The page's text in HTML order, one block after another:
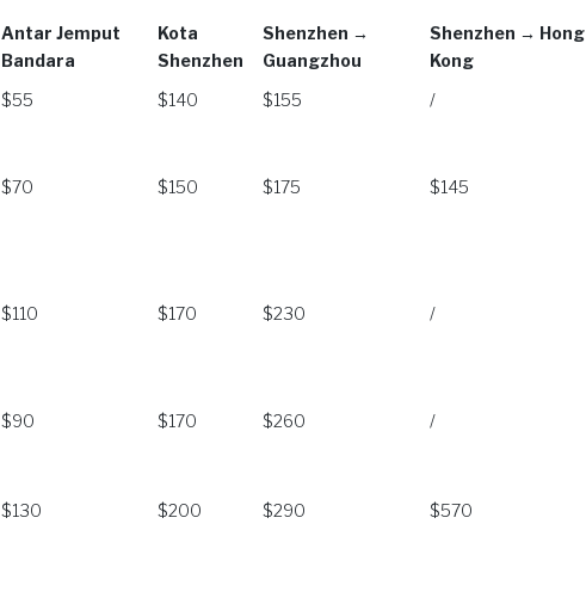
Antar Jemput
Bandara
Kota
Shenzhen
Shenzhen →
Guangzhou
Shenzhen → Hong
Kong
Antar Jemput
Kota
Shenzhen →
Shenzhen → Hong
$55 $140 $155 /
$70 $150 $175 $145
$110 $170 $230 /
$90 $170 $260 /
$130 $200 $290 $570